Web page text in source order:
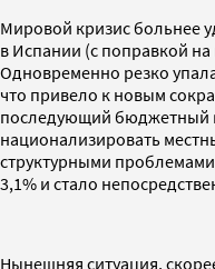
Мировой кризис больнее
в Испании (с поправкой
Одновременно резко
что привело к новым
последующий бюджетный
национализировать
структурными
3,1% и стало
Нынешняя ситуация,